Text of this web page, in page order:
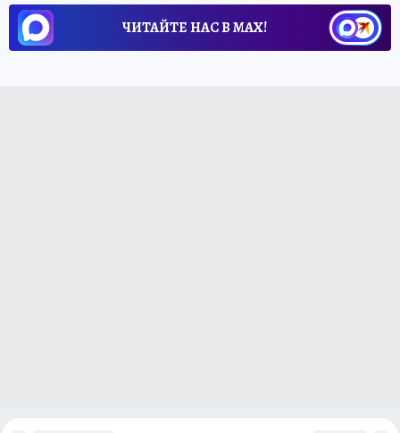
ЧИТАЙТЕ НАС В МАХ!